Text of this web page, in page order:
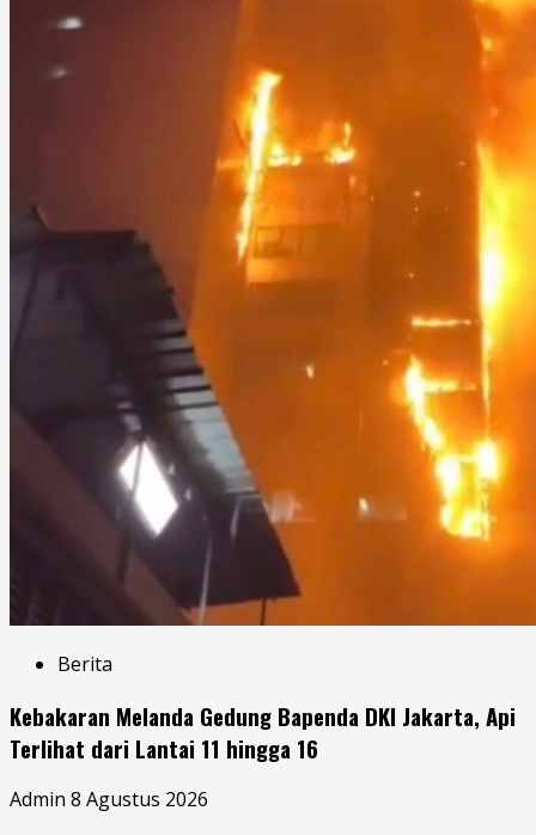
Berita
Kebakaran Melanda Gedung Bapenda DKI Jakarta, Api
Terlihat dari Lantai 11 hingga 16
Admin 8 Agustus 2026